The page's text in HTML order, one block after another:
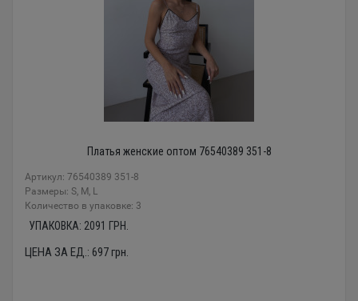
Платья женские оптом 76540389 351-8
Артикул: 76540389 351-8
Размеры: S, M, L
Количество в упаковке: 3
УПАКОВКА: 2091 ГРН.
ЦЕНА ЗА ЕД.: 697грн.